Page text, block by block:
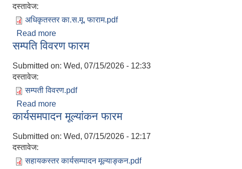
दस्तावेज:
अधिकृतस्तर का.स.मू. फाराम.pdf
Read more
सम्पति विवरण फारम
Submitted on: Wed, 07/15/2026 - 12:33
दस्तावेज:
सम्पती विवरण.pdf
Read more
कार्यसमपादन मूल्यांकन फारम
Submitted on: Wed, 07/15/2026 - 12:17
दस्तावेज:
सहायकस्तर कार्यसम्पादन मूल्याङ्कन.pdf